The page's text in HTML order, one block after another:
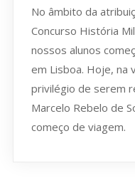
No âmbito da
Concurso História
nossos alunos
em Lisboa. Hoje, na
privilégio de serem
Marcelo Rebelo de
começo de viagem.